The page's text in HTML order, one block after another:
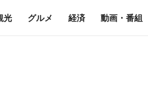
光 グルメ 経済 動画・番組